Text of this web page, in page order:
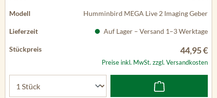
Humminbird MEGA Live 2 Imaging Geber
Auf Lager – Versand 1–3 Werktage
44,95 €
Preise inkl. MwSt. zzgl. Versandkosten